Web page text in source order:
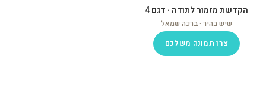
הקדשת מזמור לתודה · דגם 4
שיש בהיר · ברכה שמאל
צרו תמונה משלכם